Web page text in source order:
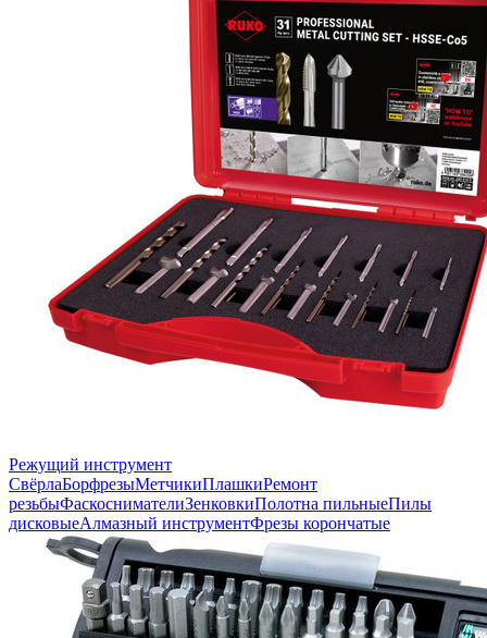
Режущий инструмент
СвёрлаБорфрезыМетчикиПлашкиРемонт
резьбыФаскоснимателиЗенковкиПолотна пильныеПилы
дисковыеАлмазный инструментФрезы корончатые